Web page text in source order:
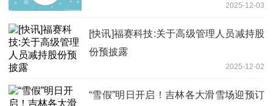
2025-12-03
[快讯]福赛科技:关于高级管理人员减持股
份预披露
2025-12-02
“雪假”明日开启！吉林各大滑雪场迎预订